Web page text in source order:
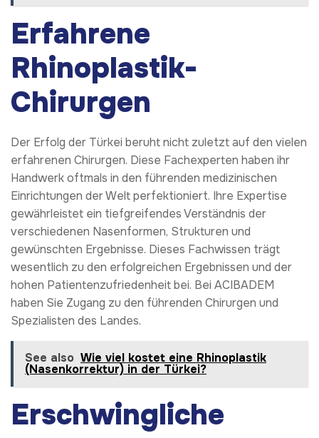
Erfahrene
Rhinoplastik-
Chirurgen
Der Erfolg der Türkei beruht nicht zuletzt auf den vielen
erfahrenen Chirurgen. Diese Fachexperten haben ihr
Handwerk oftmals in den führenden medizinischen
Einrichtungen der Welt perfektioniert. Ihre Expertise
gewährleistet ein tiefgreifendes Verständnis der
verschiedenen Nasenformen, Strukturen und
gewünschten Ergebnisse. Dieses Fachwissen trägt
wesentlich zu den erfolgreichen Ergebnissen und der
hohen Patientenzufriedenheit bei. Bei ACIBADEM
haben Sie Zugang zu den führenden Chirurgen und
Spezialisten des Landes.
See also Wie viel kostet eine Rhinoplastik
(Nasenkorrektur) in der Türkei?
Erschwingliche